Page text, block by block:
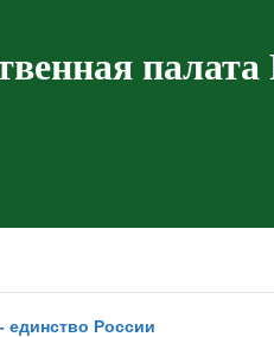
единство России